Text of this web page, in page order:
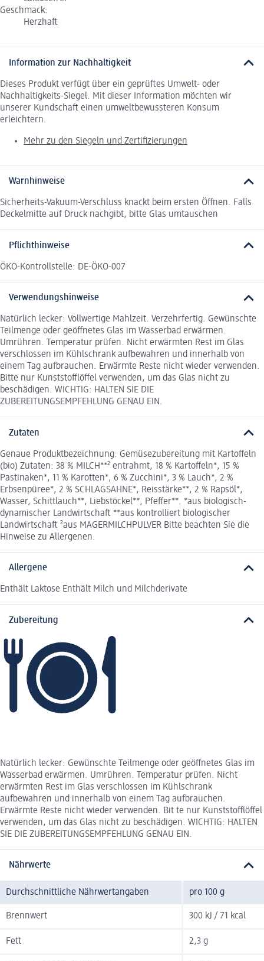
Geschmack:
Herzhaft
Information zur Nachhaltigkeit
Dieses Produkt verfügt über ein geprüftes Umwelt- oder
Nachhaltigkeits-Siegel. Mit dieser Information möchten wir
unserer Kundschaft einen umweltbewussteren Konsum
erleichtern.
Mehr zu den Siegeln und Zertifizierungen
Warnhinweise
Sicherheits-Vakuum-Verschluss knackt beim ersten Öffnen. Falls
Deckelmitte auf Druck nachgibt, bitte Glas umtauschen
Pflichthinweise
ÖKO-Kontrollstelle: DE-ÖKO-007
Verwendungshinweise
Natürlich lecker: Vollwertige Mahlzeit. Verzehrfertig. Gewünschte
Teilmenge oder geöffnetes Glas im Wasserbad erwärmen.
Umrühren. Temperatur prüfen. Nicht erwärmten Rest im Glas
verschlossen im Kühlschrank aufbewahren und innerhalb von
einem Tag aufbrauchen. Erwärmte Reste nicht wieder verwenden.
Bitte nur Kunststofflöffel verwenden, um das Glas nicht zu
beschädigen. WICHTIG: HALTEN SIE DIE
ZUBEREITUNGSEMPFEHLUNG GENAU EIN.
Zutaten
Genaue Produktbezeichnung: Gemüsezubereitung mit Kartoffeln
(bio) Zutaten: 38 % MILCH**² entrahmt, 18 % Kartoffeln*, 15 %
Pastinaken*, 11 % Karotten*, 6 % Zucchini*, 3 % Lauch*, 2 %
Erbsenpüree*, 2 % SCHLAGSAHNE*, Reisstärke**, 2 % Rapsöl*,
Wasser, Schittlauch**, Liebstöckel**, Pfeffer**. *aus biologisch-
dynamischer Landwirtschaft **aus kontrolliert biologischer
Landwirtschaft ²aus MAGERMILCHPULVER Bitte beachten Sie die
Hinweise zu Allergenen.
Allergene
Enthält Laktose Enthält Milch und Milchderivate
Zubereitung
Natürlich lecker: Gewünschte Teilmenge oder geöffnetes Glas im
Wasserbad erwärmen. Umrühren. Temperatur prüfen. Nicht
erwärmten Rest im Glas verschlossen im Kühlschrank
aufbewahren und innerhalb von einem Tag aufbrauchen.
Erwärmte Reste nicht wieder verwenden. Bit te nur Kunststofflöffel
verwenden, um das Glas nicht zu beschädigen. WICHTIG: HALTEN
SIE DIE ZUBEREITUNGSEMPFEHLUNG GENAU EIN.
Nährwerte
Durchschnittliche Nährwertangaben pro 100 g
Brennwert 300 kJ / 71 kcal
Fett 2,3 g